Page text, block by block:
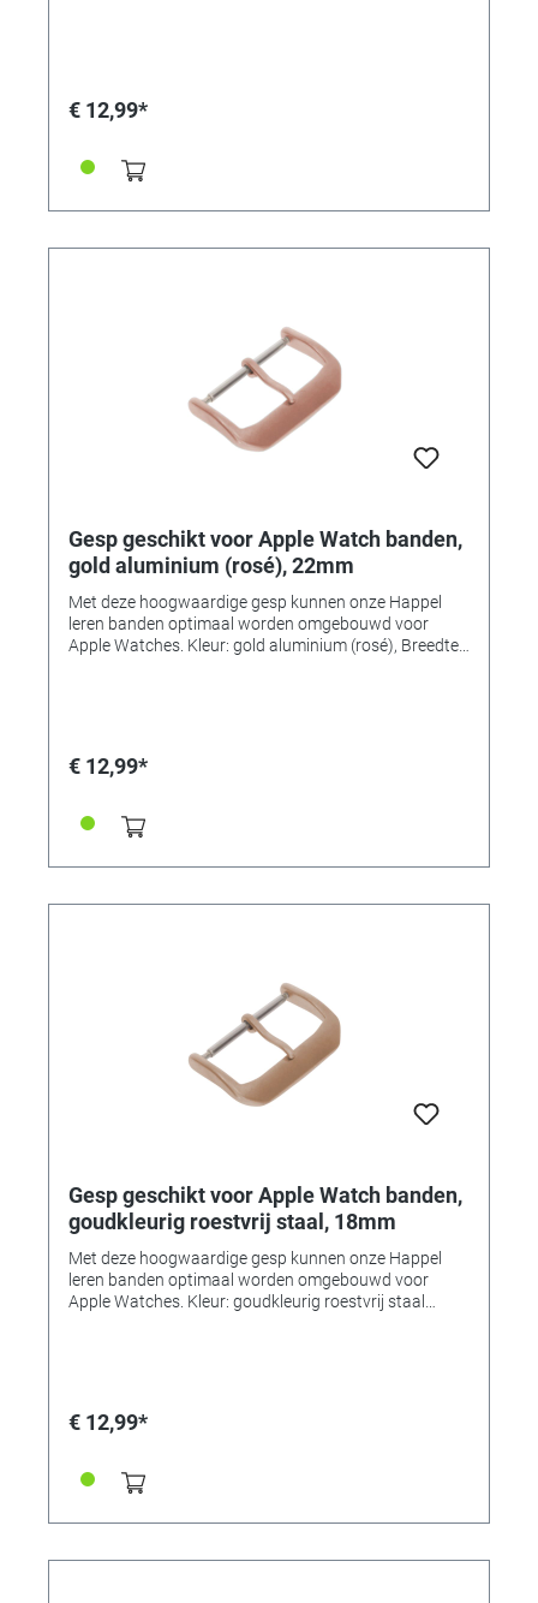
€ 12,99*
Gesp geschikt voor Apple Watch banden,
gold aluminium (rosé), 22mm
Met deze hoogwaardige gesp kunnen onze Happel
leren banden optimaal worden omgebouwd voor
Apple Watches. Kleur: gold aluminium (rosé), Breedte:
€ 12,99*
Gesp geschikt voor Apple Watch banden,
goudkleurig roestvrij staal, 18mm
Met deze hoogwaardige gesp kunnen onze Happel
leren banden optimaal worden omgebouwd voor
Apple Watches. Kleur: goudkleurig roestvrij staal
€ 12,99*